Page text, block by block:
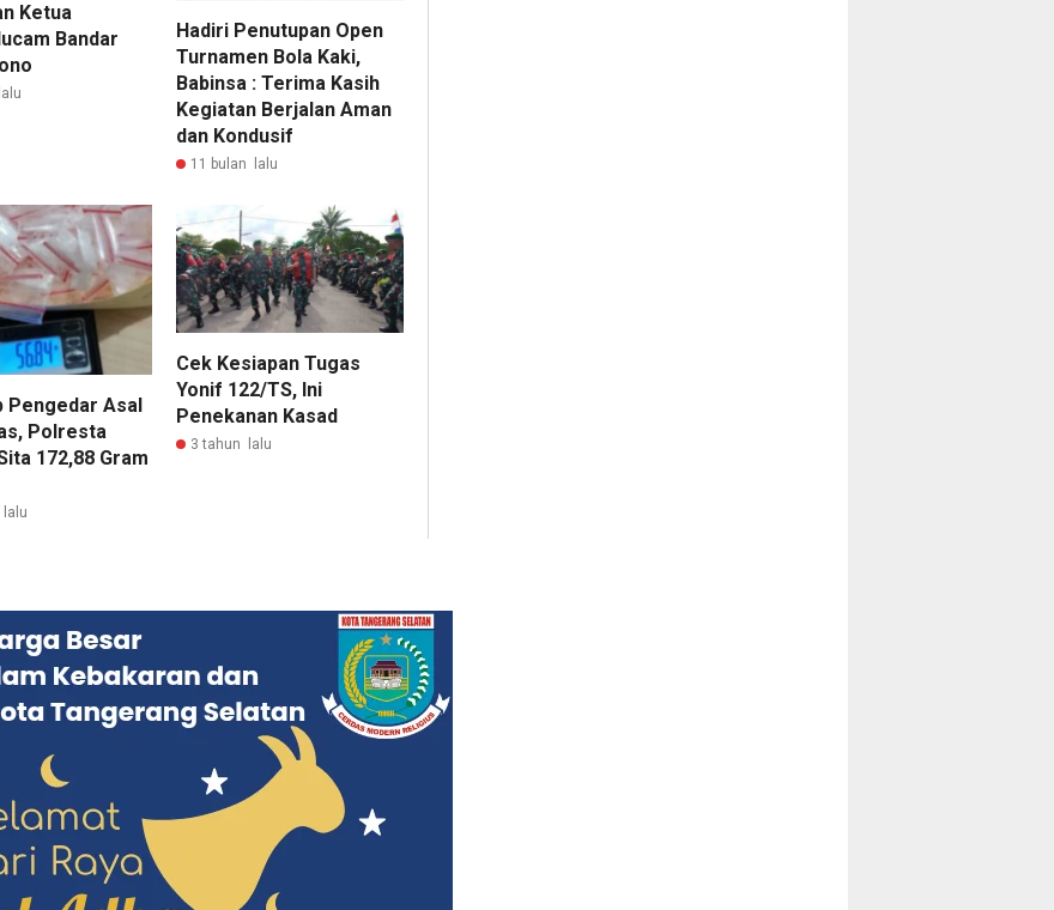
Ketua
Bandar
Hadiri Penutupan Open
Turnamen Bola Kaki,
Babinsa : Terima Kasih
Kegiatan Berjalan Aman
dan Kondusif
11 bulan lalu
Pengedar Asal
Polresta
172,88 Gram
lalu
Cek Kesiapan Tugas
Yonif 122/TS, Ini
Penekanan Kasad
3 tahun lalu